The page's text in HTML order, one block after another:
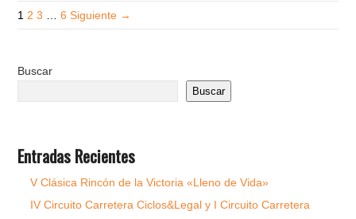
1 2 3 6 Siguiente →
Buscar
Buscar
Entradas Recientes
V Clásica Rincón de la Victoria «Lleno de Vida»
IV Circuito Carretera Ciclos&Legal y I Circuito Carretera